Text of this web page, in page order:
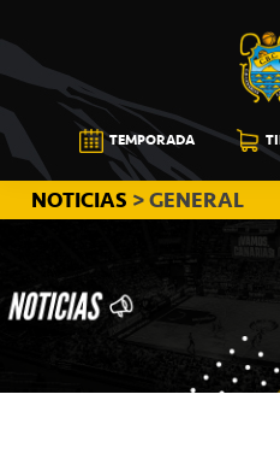
a
la
navegación
principal
al
contenido
principal
a
la
barra
lateral
principal
CB
CANARIAS
TEMPORADA
NOTICIAS > GENERAL